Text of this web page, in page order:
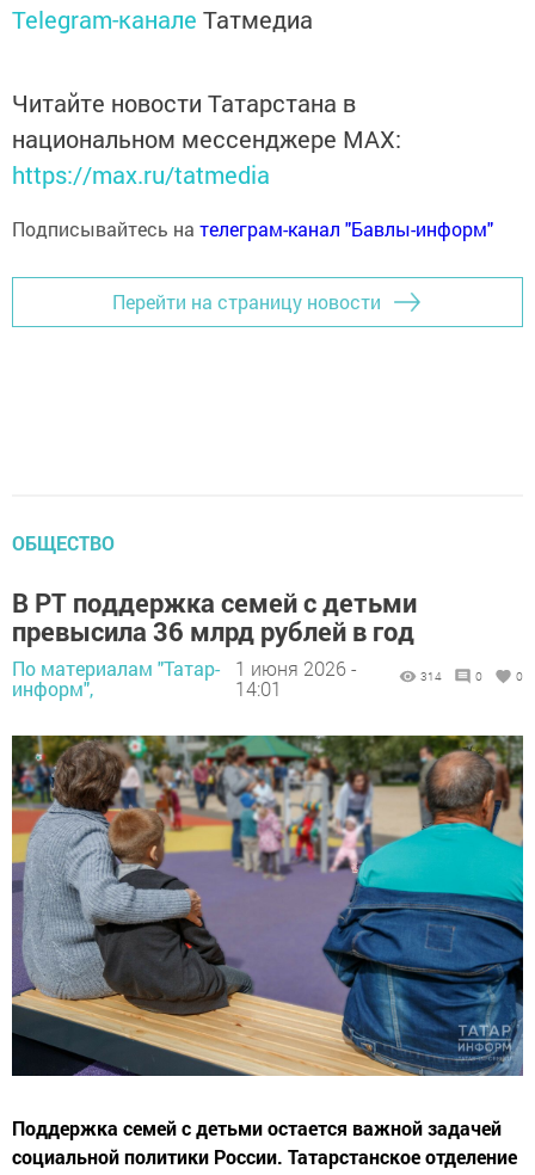
Telegram-канале Татмедиа
Читайте новости Татарстана в
национальном мессенджере MАХ:
https://max.ru/tatmedia
Подписывайтесь на телеграм-канал "Бавлы-информ"
Перейти на страницу новости
ОБЩЕСТВО
В РТ поддержка семей с детьми
превысила 36 млрд рублей в год
По материалам "Татар-
информ",
1 июня 2026 -
14:01
314 0 0
Поддержка семей с детьми остается важной задачей
социальной политики России. Татарстанское отделение